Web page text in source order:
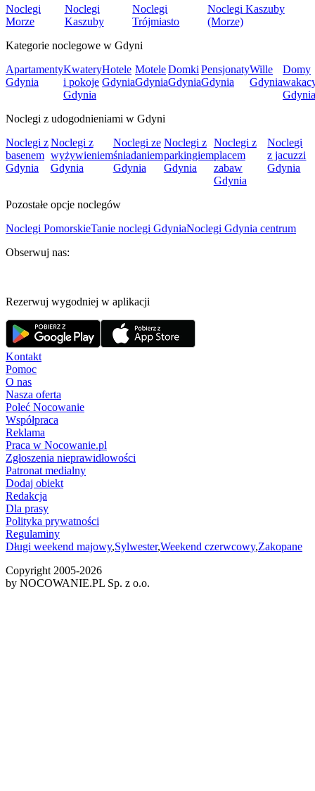
Noclegi
Morze
Noclegi
Kaszuby
Noclegi
Trójmiasto
Noclegi Kaszuby
(Morze)
Kategorie noclegowe w Gdyni
Apartamenty
Gdynia
Kwatery
i pokoje
Gdynia
Hotele
Gdynia
Motele
Gdynia
Domki
Gdynia
Pensjonaty
Gdynia
Wille
Gdynia
Domy
Gdynia
Noclegi z udogodnieniami w Gdyni
Noclegi z
basenem
Gdynia
Noclegi z
wyżywieniem
Gdynia
Noclegi ze
śniadaniem
Gdynia
Noclegi z
parkingiem
Gdynia
Noclegi z
placem
zabaw
Gdynia
Noclegi
z jacuzzi
Gdynia
Pozostałe opcje noclegów
Noclegi PomorskieTanie noclegi GdyniaNoclegi Gdynia centrum
Obserwuj nas:
Rezerwuj wygodniej w aplikacji
Kontakt
Pomoc
O nas
Nasza oferta
Poleć Nocowanie
Współpraca
Reklama
Praca w Nocowanie.pl
Zgłoszenia nieprawidłowości
Patronat medialny
Dodaj obiekt
Redakcja
Dla prasy
Polityka prywatności
Regulaminy
Długi weekend majowy,Sylwester,Weekend czerwcowy,Zakopane
Copyright 2005-2026
by NOCOWANIE.PL Sp. z o.o.